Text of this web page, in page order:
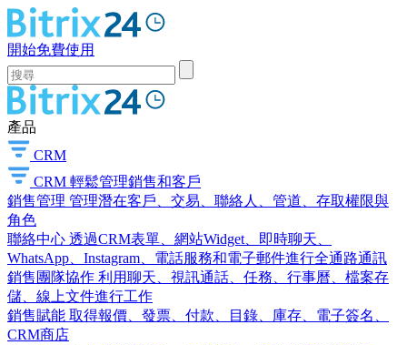
開始免費使用
產品
CRM
CRM 輕鬆管理銷售和客戶
銷售管理 管理潛在客戶、交易、聯絡人、管道、存取權限與
角色
聯絡中心 透過CRM表單、網站Widget、即時聊天、
WhatsApp、Instagram、電話服務和電子郵件進行全通路通訊
銷售團隊協作 利用聊天、視訊通話、任務、行事曆、檔案存
儲、線上文件進行工作
銷售賦能 取得報價、發票、付款、目錄、庫存、電子簽名、
CRM商店